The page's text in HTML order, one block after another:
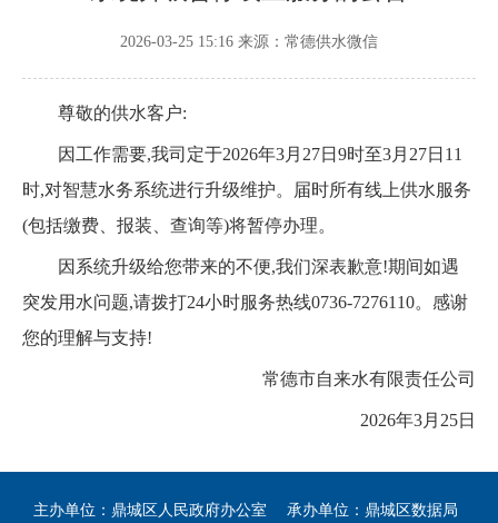
2026-03-25 15:16 来源：常德供水微信
尊敬的供水客户:
因工作需要,我司定于2026年3月27日9时至3月27日11
时,对智慧水务系统进行升级维护。届时所有线上供水服务
(包括缴费、报装、查询等)将暂停办理。
因系统升级给您带来的不便,我们深表歉意!期间如遇
突发用水问题,请拨打24小时服务热线0736-7276110。感谢
您的理解与支持!
常德市自来水有限责任公司
2026年3月25日
主办单位：鼎城区人民政府办公室 承办单位：鼎城区数据局